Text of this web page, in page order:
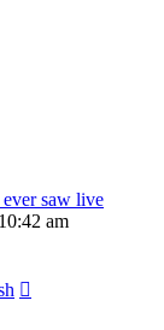
ever saw live
am